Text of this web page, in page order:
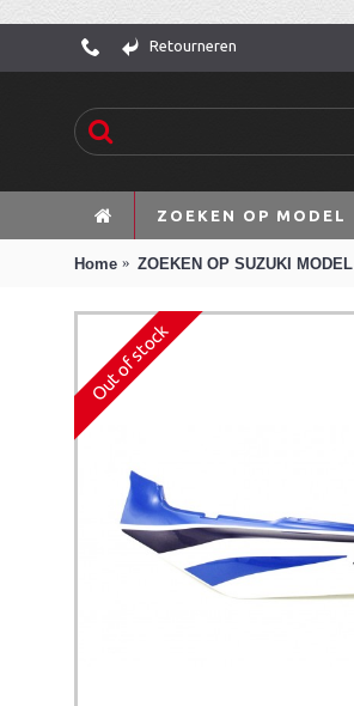
Retourneren
ZOEKEN OP MODEL
Home ZOEKEN OP SUZUKI MODEL
Out of stock